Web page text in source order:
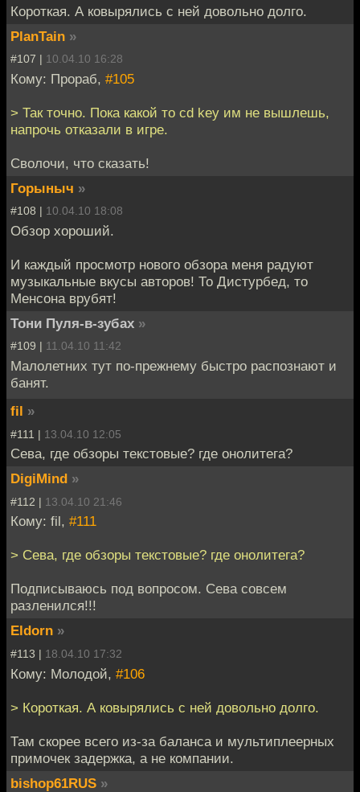
Короткая. А ковырялись с ней довольно долго.
PlanTain »
#107 | 10.04.10 16:28
Кому: Прораб, #105
> Так точно. Пока какой то cd key им не вышлешь,
напрочь отказали в игре.
Сволочи, что сказать!
Горыныч »
#108 | 10.04.10 18:08
Обзор хороший.
И каждый просмотр нового обзора меня радуют
музыкальные вкусы авторов! То Дистурбед, то
Менсона врубят!
Тони Пуля-в-зубах »
#109 | 11.04.10 11:42
Малолетних тут по-прежнему быстро распознают и
банят.
fil »
#111 | 13.04.10 12:05
Сева, где обзоры текстовые? где онолитега?
DigiMind »
#112 | 13.04.10 21:46
Кому: fil, #111
> Сева, где обзоры текстовые? где онолитега?
Подписываюсь под вопросом. Сева совсем
разленился!!!
Eldorn »
#113 | 18.04.10 17:32
Кому: Молодой, #106
> Короткая. А ковырялись с ней довольно долго.
Там скорее всего из-за баланса и мультиплеерных
примочек задержка, а не компании.
bishop61RUS »